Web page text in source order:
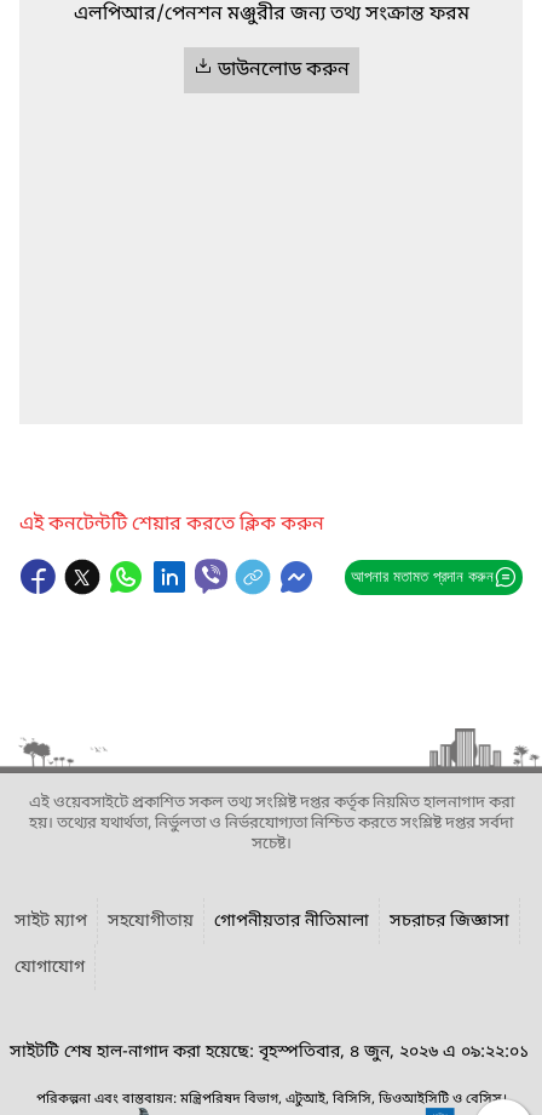
এলপিআর/পেনশন মঞ্জুরীর জন্য তথ্য সংক্রান্ত ফরম
ডাউনলোড করুন
এই কনটেন্টটি শেয়ার করতে ক্লিক করুন
আপনার মতামত প্রদান করুন
এই ওয়েবসাইটে প্রকাশিত সকল তথ্য সংশ্লিষ্ট দপ্তর কর্তৃক নিয়মিত হালনাগাদ করা
হয়। তথ্যের যথার্থতা, নির্ভুলতা ও নির্ভরযোগ্যতা নিশ্চিত করতে সংশ্লিষ্ট দপ্তর সর্বদা
সচেষ্ট।
সাইট ম্যাপ সহযোগীতায় গোপনীয়তার নীতিমালা
সচরাচর জিজ্ঞাসা
যোগাযোগ
সাইটটি শেষ হাল-নাগাদ করা হয়েছে: বৃহস্পতিবার, ৪ জুন, ২০২৬ এ ০৯:২২:০১
পরিকল্পনা এবং বাস্তবায়ন: মন্ত্রিপরিষদ বিভাগ, এটুআই, বিসিসি, ডিওআইসিটি ও বেসিস।